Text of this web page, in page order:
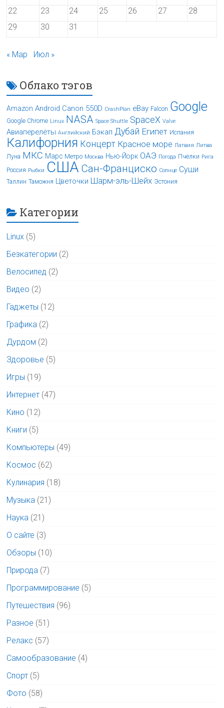
22
23 24 25 26 27
28
29
30 31
« Мар Июл »
Облако тэгов
Amazon Android Canon 550D CrashPlan eBay Falcon Google
Google Chrome Linux NASA Space Shuttle SpaceX Valve
Авиаперелёты Английский Бэкап Дубай Египет Испания
Калифорния Концерт Красное море Латвия Литва
Луна МКС Марс Метро Москва Нью-Йорк ОАЭ Погода Пчёлки Рига
Россия Рыбки США Сан-Франциско Солнце Суши
Таллин Таможня Цветочки Шарм-эль-Шейх Эстония
Категории
Linux (5)
Безкатегории (2)
Велосипед (2)
Видео (2)
Гаджеты (12)
Графика (2)
Дурдом (2)
Здоровье (5)
Игры (19)
Интернет (47)
Кино (12)
Книги (5)
Компьютеры (49)
Космос (62)
Кулинария (18)
Музыка (21)
Наука (21)
О сайте (3)
Обзоры (10)
Природа (7)
Программирование (5)
Путешествия (96)
Разное (51)
Релакс (57)
Самообразование (4)
Спорт (5)
Фото (58)